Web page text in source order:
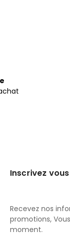
Inscrivez
Recevez nos
promotions,
moment.